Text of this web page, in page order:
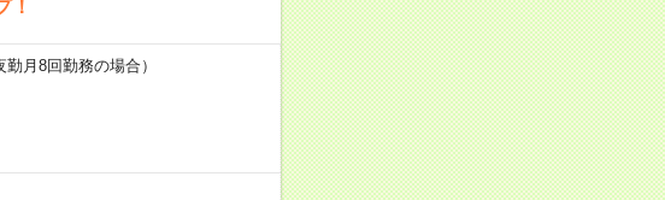
！
月8回勤務の場合）